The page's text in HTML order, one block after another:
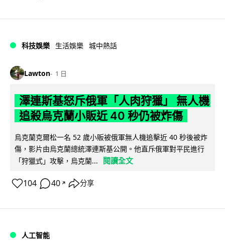
科技娛樂 生活娛樂 城中熱話
Lawton 1 日
澤連斯基怒斥俄軍「人肉狩獵」 無人機
追殺烏克蘭小販近 40 秒仍被炸傷
烏克蘭克爾松一名 52 歲小販被俄軍無人機追擊近 40 秒後被炸
傷，影片由烏克蘭總統澤連斯基公開。他直斥俄軍對平民進行
「狩獵式」攻擊，烏克蘭...
閱讀全文
104 40 ↗ 分享
人工智能